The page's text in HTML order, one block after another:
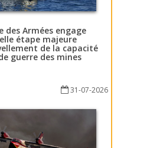
des Armées engage
étape majeure
de la capacité
guerre des mines
31-07-2026